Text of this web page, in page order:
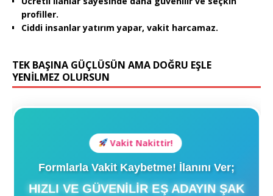
profiller.
Ciddi insanlar yatırım yapar, vakit harcamaz.
TEK BAŞINA GÜÇLÜSÜN AMA DOĞRU EŞLE
YENİLMEZ OLURSUN
Vakit Nakittir!
Formlarla Vakit Kaybetme! İlanını Ver;
HIZLI VE GÜVENILIR EŞ ADAYIN ŞAK